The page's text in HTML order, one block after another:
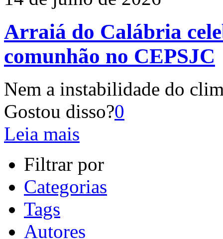
Arraiá do Calábria
comunhão no CEPSJC
Nem a instabilidade do
Gostou disso?0
Leia mais
Filtrar por
Categorias
Tags
Autores